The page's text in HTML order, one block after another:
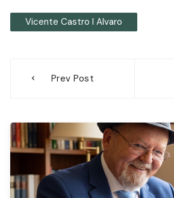
Vicente Castro I Alvaro
Prev Post